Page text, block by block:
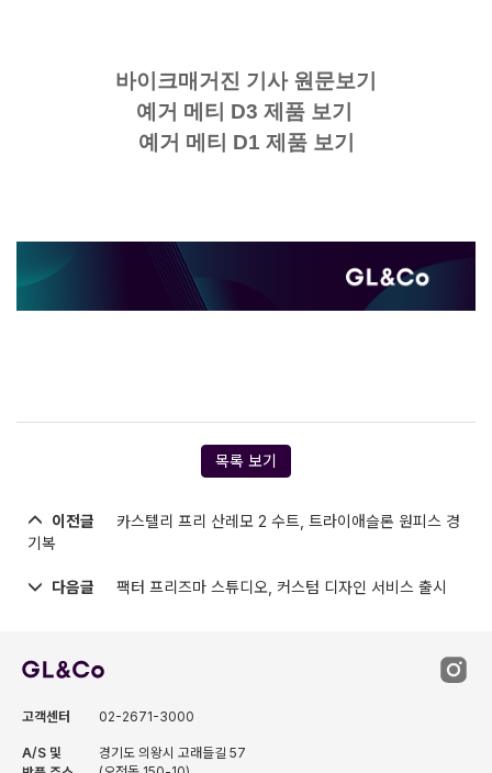
바이크매거진 기사 원문보기
예거 메티 D3 제품 보기
예거 메티 D1 제품 보기
목록 보기
이전글
카스텔리 프리 산레모 2 수트, 트라이애슬론 원피스 경
기복
다음글 팩터 프리즈마 스튜디오, 커스텀 디자인 서비스 출시
고객센터 02-2671-3000
A/S 및
경기도 의왕시 고래들길 57